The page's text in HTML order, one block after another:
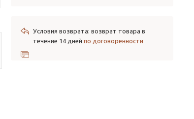
возврат товара в
течение 14 дней по договоренности